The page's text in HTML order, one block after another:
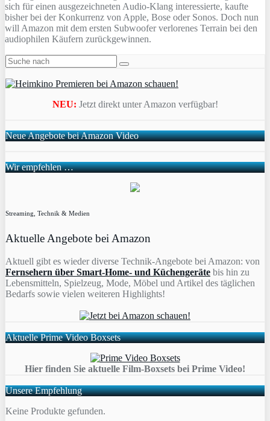
sich für einen ausgezeichneten Audio-Klang interessierte, kaufte
bisher bei der Konkurrenz von Apple, Bose oder Sonos. Doch nun
will Amazon mit dem ersten Subwoofer verlorenes Terrain bei den
audiophilen Käufern zurückgewinnen.
NEU: Jetzt direkt unter Amazon verfügbar!
Neue Angebote bei Amazon Video
Wir empfehlen …
Streaming, Technik & Medien
Aktuelle Angebote bei Amazon
Aktuell gibt es wieder diverse Technik-Angebote bei Amazon: von
Fernsehern über Smart-Home- und Küchengeräte bis hin zu
Lebensmitteln, Spielzeug, Mode, Möbel und Artikel des täglichen
Bedarfs sowie vielen weiteren Highlights!
Aktuelle Prime Video Boxsets
Hier finden Sie aktuelle Film-Boxsets bei Prime Video!
Unsere Empfehlung
Keine Produkte gefunden.